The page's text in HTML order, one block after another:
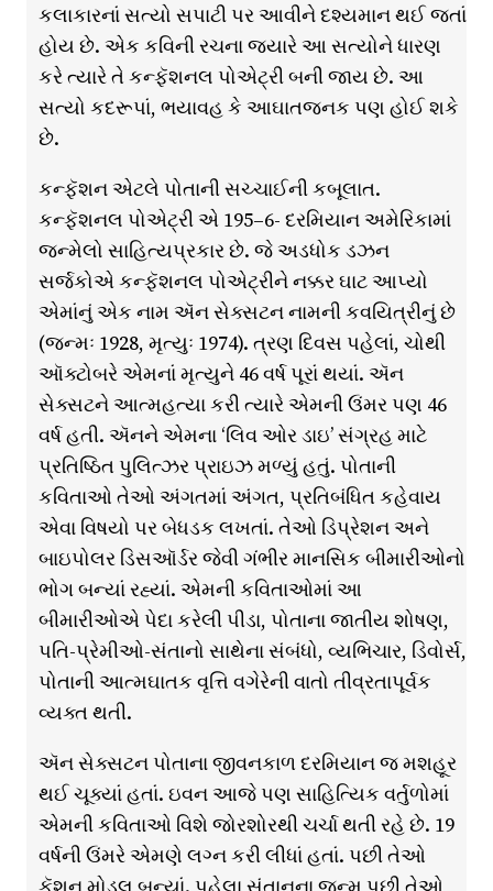
કલાકારનાં સત્યો સપાટી પર આવીને દશ્યમાન થઈ જતાં
હોય છે. એક કવિની રચના જ્યારે આ સત્યોને ધારણ
કરે ત્યારે તે કન્ફૅશનલ પોએટ્રી બની જાય છે. આ
સત્યો કદરૂપાં, ભયાવહ કે આઘાતજનક પણ હોઈ શકે
છે.
કન્ફૅશન એટલે પોતાની સચ્ચાઈની કબૂલાત.
કન્ફૅશનલ પોએટ્રી એ 195–6- દરમિયાન અમેરિકામાં
જન્મેલો સાહિત્યપ્રકાર છે. જે અડધોક ડઝન
સર્જકોએ કન્ફૅશનલ પોએટ્રીને નક્કર ઘાટ આપ્યો
એમાંનું એક નામ ઍન સેક્સટન નામની કવયિત્રીનું છે
(જન્મઃ 1928, મૃત્યુઃ 1974). ત્રણ દિવસ પહેલાં, ચોથી
ઑક્ટોબરે એમનાં મૃત્યુને 46 વર્ષ પૂરાં થયાં. ઍન
સેક્સટને આત્મહત્યા કરી ત્યારે એમની ઉંમર પણ 46
વર્ષ હતી. ઍનને એમના ‘લિવ ઓર ડાઇ’ સંગ્રહ માટે
પ્રતિષ્ઠિત પુલિત્ઝર પ્રાઇઝ મળ્યું હતું. પોતાની
કવિતાઓ તેઓ અંગતમાં અંગત, પ્રતિબંધિત કહેવાય
એવા વિષયો પર બેધડક લખતાં. તેઓ ડિપ્રેશન અને
બાઇપોલર ડિસઑર્ડર જેવી ગંભીર માનસિક બીમારીઓનો
ભોગ બન્યાં રહ્યાં. એમની કવિતાઓમાં આ
બીમારીઓએ પેદા કરેલી પીડા, પોતાના જાતીય શોષણ,
પતિ-પ્રેમીઓ-સંતાનો સાથેના સંબંધો, વ્યભિચાર, ડિવોર્સ,
પોતાની આત્મઘાતક વૃત્તિ વગેરેની વાતો તીવ્રતાપૂર્વક
વ્યક્ત થતી.
ઍન સેક્સટન પોતાના જીવનકાળ દરમિયાન જ મશહૂર
થઈ ચૂક્યાં હતાં. ઇવન આજે પણ સાહિત્યિક વર્તુળોમાં
એમની કવિતાઓ વિશે જોરશોરથી ચર્ચા થતી રહે છે. 19
વર્ષની ઉંમરે એમણે લગ્ન કરી લીધાં હતાં. પછી તેઓ